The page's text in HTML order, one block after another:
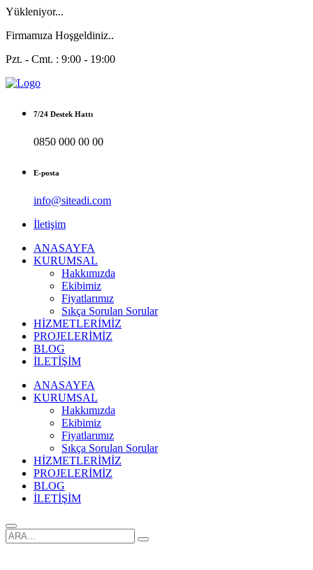
Yükleniyor...
Firmamıza Hoşgeldiniz..
Pzt. - Cmt. : 9:00 - 19:00
7/24 Destek Hattı
0850 000 00 00
E-posta
info@siteadi.com
İletişim
ANASAYFA
KURUMSAL
Hakkımızda
Ekibimiz
Fiyatlarımız
Sıkça Sorulan Sorular
HİZMETLERİMİZ
PROJELERİMİZ
BLOG
İLETİŞİM
ANASAYFA
KURUMSAL
Hakkımızda
Ekibimiz
Fiyatlarımız
Sıkça Sorulan Sorular
HİZMETLERİMİZ
PROJELERİMİZ
BLOG
İLETİŞİM